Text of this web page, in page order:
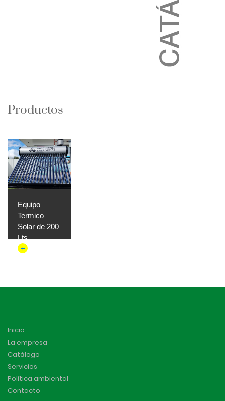
Productos
Equipo
Termico
Solar de 200
Lts
+
Inicio
La empresa
Catálogo
Servicios
Política ambiental
Contacto